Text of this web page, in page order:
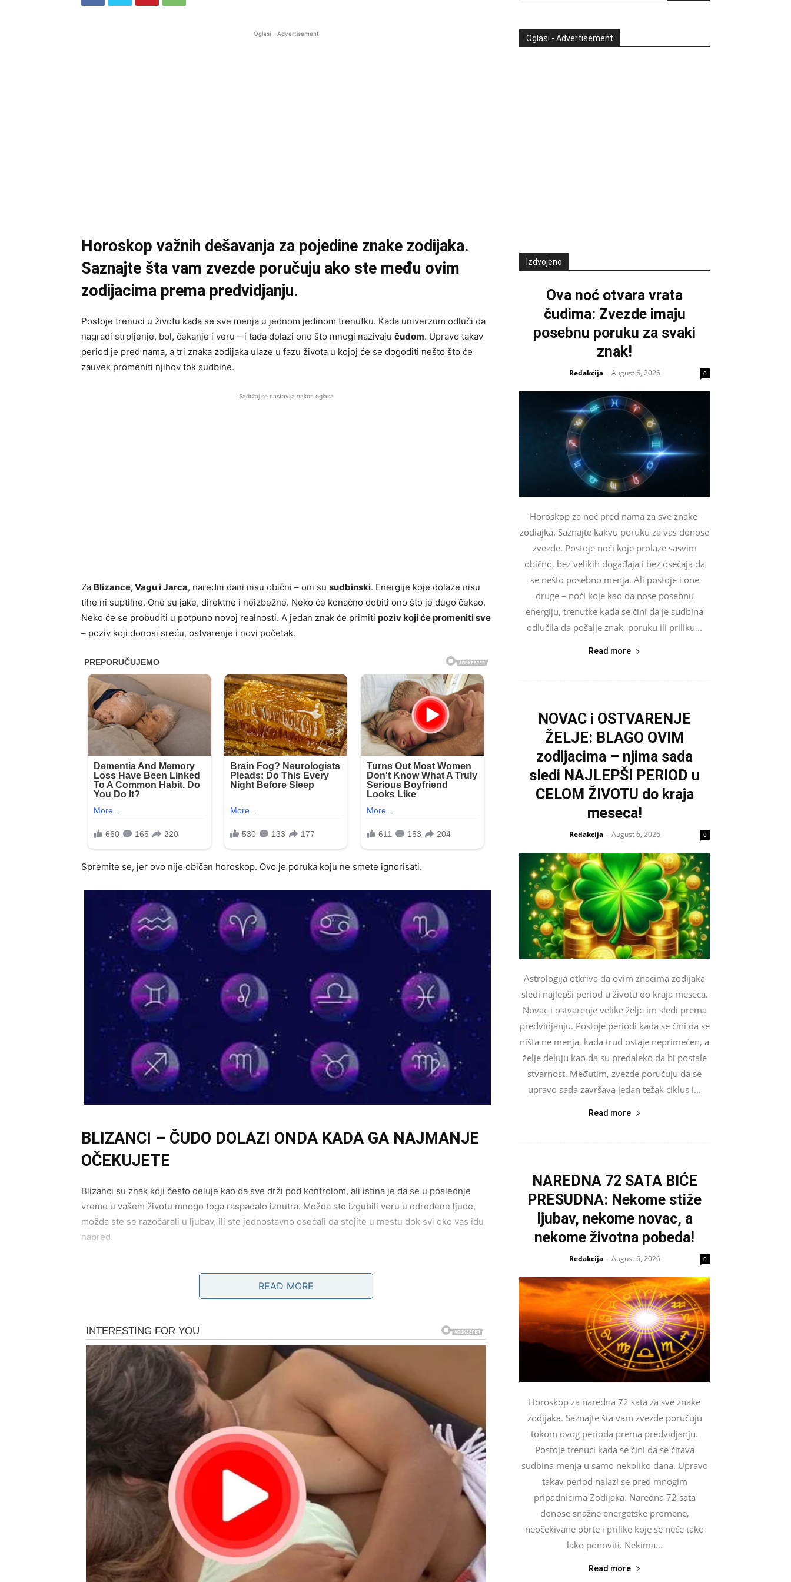
Oglasi - Advertisement
Horoskop važnih dešavanja za pojedine znake zodijaka.
Saznajte šta vam zvezde poručuju ako ste među ovim
zodijacima prema predvidjanju.
Postoje trenuci u životu kada se sve menja u jednom jedinom trenutku. Kada univerzum odluči da
nagradi strpljenje, bol, čekanje i veru – i tada dolazi ono što mnogi nazivaju čudom. Upravo takav
period je pred nama, a tri znaka zodijaka ulaze u fazu života u kojoj će se dogoditi nešto što će
zauvek promeniti njihov tok sudbine.
Sadržaj se nastavlja nakon oglasa
Za Blizance, Vagu i Jarca, naredni dani nisu obični – oni su sudbinski. Energije koje dolaze nisu
tihe ni suptilne. One su jake, direktne i neizbežne. Neko će konačno dobiti ono što je dugo čekao.
Neko će se probuditi u potpuno novoj realnosti. A jedan znak će primiti poziv koji će promeniti sve
– poziv koji donosi sreću, ostvarenje i novi početak.
Spremite se, jer ovo nije običan horoskop. Ovo je poruka koju ne smete ignorisati.
BLIZANCI – ČUDO DOLAZI ONDA KADA GA NAJMANJE
OČEKUJETE
Blizanci su znak koji često deluje kao da sve drži pod kontrolom, ali istina je da se u poslednje
vreme u vašem životu mnogo toga raspadalo iznutra. Možda ste izgubili veru u određene ljude,
možda ste se razočarali u ljubav, ili ste jednostavno osećali da stojite u mestu dok svi oko vas idu
napred.
Ono što je važno da znate jeste da se vaše čudo ne pojavljuje kao slučajnost – ono dolazi kao
U narednim danima, Blizanci će se suočiti sa situacijom koja će u početku delovati kao nešto malo,
gotovo neprimetno. Možda poruka, susret, ili čak rečenica koju ćete čuti usput. Ali upravo tu leži
ključ svega.
Ta situacija pokreće lanac događaja koji vodi ka nečemu velikom:
Neočekivan susret sa osobom iz prošlosti koja sada dolazi sa potpuno drugačijom energijom
Prilika za posao ili novac koji dolazi iz pravca na koji niste računali
Emotivni preokret koji će vas naterati da shvatite da niste zaboravljeni
Blizanci, vi ste znak koji često traži odgovore spolja, ali ovog puta – odgovori dolaze sami.
Posebno je naglašeno polje komunikacije, što znači da ono što izgovorite ili napišete u narednim
danima može imati ogroman uticaj. Jedna poruka može promeniti sve. Jedan razgovor može
otvoriti vrata koja su dugo bila zatvorena.
READ MORE
Oglasi - Advertisement
Izdvojeno
Ova noć otvara vrata
čudima: Zvezde imaju
posebnu poruku za svaki
znak!
Redakcija - August 6, 2026 0
Horoskop za noć pred nama za sve znake
zodiajka. Saznajte kakvu poruku za vas donose
zvezde. Postoje noći koje prolaze sasvim
obično, bez velikih događaja i bez osećaja da
se nešto posebno menja. Ali postoje i one
druge – noći koje kao da nose posebnu
energiju, trenutke kada se čini da je sudbina
odlučila da pošalje znak, poruku ili priliku...
Read more
NOVAC i OSTVARENJE
ŽELJE: BLAGO OVIM
zodijacima – njima sada
sledi NAJLEPŠI PERIOD u
CELOM ŽIVOTU do kraja
meseca!
Redakcija - August 6, 2026 0
Astrologija otkriva da ovim znacima zodijaka
sledi najlepši period u životu do kraja meseca.
Novac i ostvarenje velike želje im sledi prema
predvidjanju. Postoje periodi kada se čini da se
ništa ne menja, kada trud ostaje neprimećen, a
želje deluju kao da su predaleko da bi postale
stvarnost. Međutim, zvezde poručuju da se
upravo sada završava jedan težak ciklus i...
Read more
NAREDNA 72 SATA BIĆE
PRESUDNA: Nekome stiže
ljubav, nekome novac, a
nekome životna pobeda!
Redakcija - August 6, 2026 0
Horoskop za naredna 72 sata za sve znake
zodijaka. Saznajte šta vam zvezde poručuju
tokom ovog perioda prema predvidjanju.
Postoje trenuci kada se čini da se čitava
sudbina menja u samo nekoliko dana. Upravo
takav period nalazi se pred mnogim
pripadnicima Zodijaka. Naredna 72 sata
donose snažne energetske promene,
neočekivane obrte i prilike koje se neće tako
lako ponoviti. Nekima...
Read more